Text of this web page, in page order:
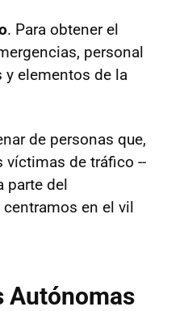
. Para obtener el
personal
y elementos de la
de personas que,
víctimas de tráfico --
parte del
en el vil
Autónomas